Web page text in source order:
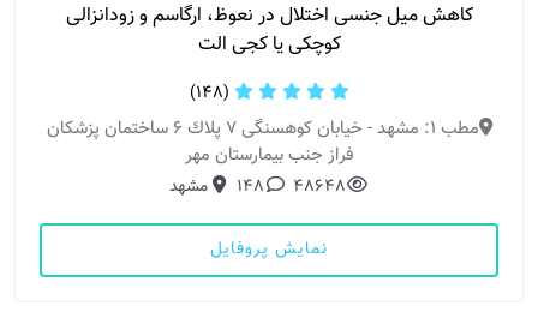
کاهش میل جنسی اختلال در نعوظ، ارگاسم و زودانزالی
کوچکی یا کجی الت
(148)
مطب 1: مشهد - خیابان كوهسنگی 7 پلاك 6 ساختمان پزشكان
فراز جنب بیمارستان مهر
48648
148 مشهد
نمایش پروفایل